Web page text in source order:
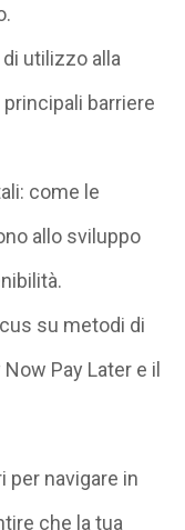
utilizzo alla
barriere
come le
allo sviluppo
su metodi di
Pay Later e il
navigare in
che la tua